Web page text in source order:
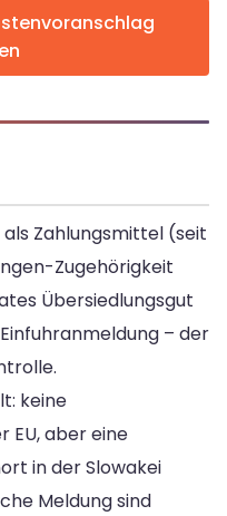
Zahlungsmittel (seit
Zugehörigkeit
Übersiedlungsgut
– der
keine
EU, aber eine
in der Slowakei
Meldung sind